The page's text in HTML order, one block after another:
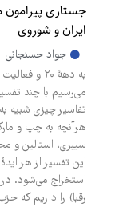
جستاری پیرامون
ایران و شوروی
جواد حسنجانی
به دهۀ ۲۰
می‌رسیم با چند
تفاسیر چیزی شبیه
هرآنچه به چپ و
سیبری، استالین و
این تفسیر از هر
استخراج می‌شود. در
رقبا) را داریم که